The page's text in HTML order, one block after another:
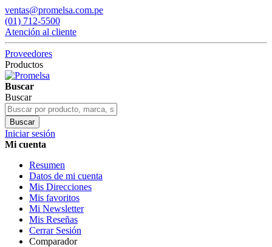
ventas@promelsa.com.pe
(01) 712-5500
Atención al cliente
Proveedores
Productos
Buscar
Buscar
Buscar
Iniciar sesión
Mi cuenta
Resumen
Datos de mi cuenta
Mis Direcciones
Mis favoritos
Mi Newsletter
Mis Reseñas
Cerrar Sesión
Comparador